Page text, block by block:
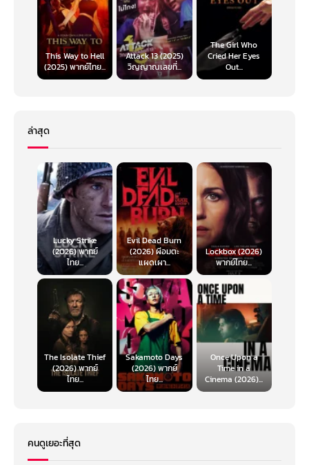
This Way to Hell
(2025) พากย์ไทย...
Attack 13 (2025)
วิญญาณเลขที่...
The Girl Who
Cried Her Eyes
Out...
ล่าสุด
Lucky Strike
(2026) พากย์
ไทย...
Evil Dead Burn
(2026) ผีอมตะ
แผดเผา...
Lockbox (2026)
พากย์ไทย...
The Isolate Thief
(2026) พากย์
ไทย...
Sakamoto Days
(2026) พากย์
ไทย...
Once Upon a
Time in a
Cinema (2026)...
คนดูเยอะที่สุด